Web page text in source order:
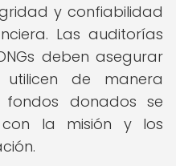
y confiabilidad
Las auditorías
deben asegurar
de manera
donados se
la misión y los